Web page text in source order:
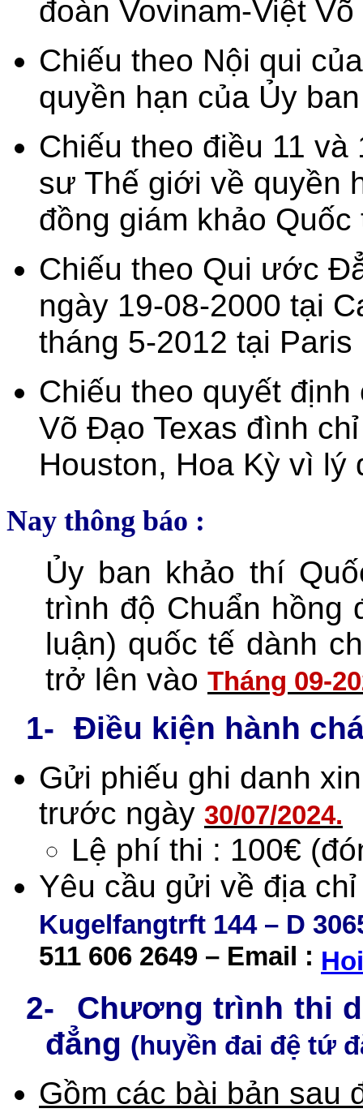
đoàn Vovinam-Việt
Chiếu theo Nội qui
quyền hạn của Ủy
Chiếu theo điều 11
sư Thế giới về quyền
đồng giám khảo Quốc
Chiếu theo Qui ước
ngày 19-08-2000 tại
tháng 5-2012 tại
Chiếu theo quyết
Võ Đạo Texas đình
Houston, Hoa Kỳ vì lý
Nay thông báo :
Ủy ban khảo thí
trình độ Chuẩn hồng
luận) quốc tế dành
trở lên vào Tháng 09-
1- Điều kiện hành
Gửi phiếu ghi danh
trước ngày 30/07/2024.
Lệ phí thi : 100€
Yêu cầu gửi về địa
Kugelfangtrft 144 – D
511 606 2649 – Email :
2-
Chương trình thi
đẳng (huyền đai đệ tứ
Gồm các bài bản sau